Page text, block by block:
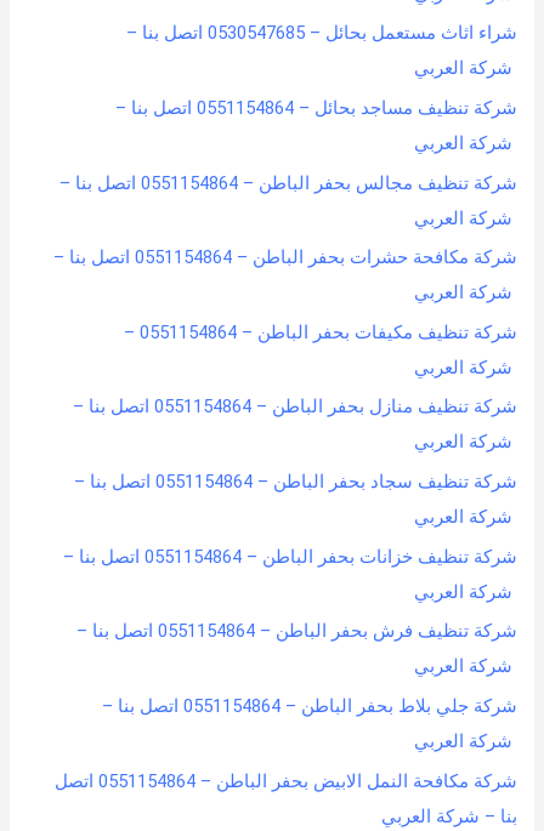
شراء اثاث مستعمل بحائل – 0530547685 اتصل بنا –
شركة العربي
شركة تنظيف مساجد بحائل – 0551154864 اتصل بنا –
شركة العربي
شركة تنظيف مجالس بحفر الباطن – 0551154864 اتصل بنا –
شركة العربي
شركة مكافحة حشرات بحفر الباطن – 0551154864 اتصل بنا –
شركة العربي
شركة تنظيف مكيفات بحفر الباطن – 0551154864 –
شركة العربي
شركة تنظيف منازل بحفر الباطن – 0551154864 اتصل بنا –
شركة العربي
شركة تنظيف سجاد بحفر الباطن – 0551154864 اتصل بنا –
شركة العربي
شركة تنظيف خزانات بحفر الباطن – 0551154864 اتصل بنا –
شركة العربي
شركة تنظيف فرش بحفر الباطن – 0551154864 اتصل بنا –
شركة العربي
شركة جلي بلاط بحفر الباطن – 0551154864 اتصل بنا –
شركة العربي
شركة مكافحة النمل الابيض بحفر الباطن – 0551154864 اتصل
بنا – شركة العربي